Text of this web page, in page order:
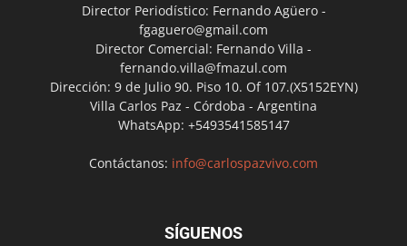
Director Periodístico: Fernando Agüero -
fgaguero@gmail.com
Director Comercial: Fernando Villa -
fernando.villa@fmazul.com
Dirección: 9 de Julio 90. Piso 10. Of 107.(X5152EYN)
Villa Carlos Paz - Córdoba - Argentina
WhatsApp: +5493541585147
Contáctanos: info@carlospazvivo.com
SÍGUENOS